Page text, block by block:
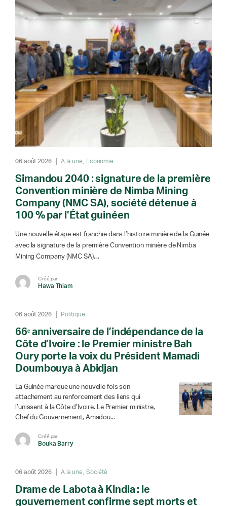
06 août 2026 A la une Economie
Simandou 2040 : signature de la première
Convention minière de Nimba Mining
Company (NMC SA), société détenue à
100 % par l’État guinéen
Une nouvelle étape est franchie dans l’histoire minière de la Guinée
avec la signature de la première Convention minière de Nimba
Mining Company (NMC SA),...
Créé par
Hawa Thiam
06 août 2026 Politique
66ᵉ anniversaire de l’indépendance de la
Côte d’Ivoire : le Premier ministre Bah
Oury porte la voix du Président Mamadi
Doumbouya à Abidjan
La Guinée marque une nouvelle fois son
attachement au renforcement des liens qui
l’unissent à la Côte d’Ivoire. Le Premier ministre,
Chef du Gouvernement, Amadou...
Créé par
Bouka Barry
06 août 2026 A la une Société
Drame de Labota à Kindia : le
gouvernement confirme sept morts et